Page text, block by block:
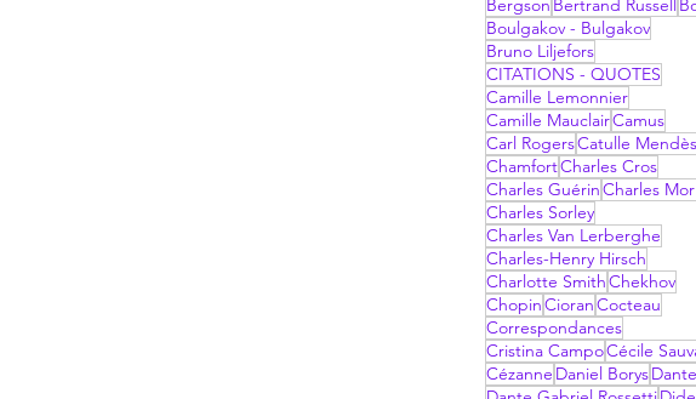
Bergson Bertrand Russell
Boulgakov - Bulgakov
Bruno Liljefors
CITATIONS - QUOTES
Camille Lemonnier
Camille MauclairCamus
Carl RogersCatulle Mendès
ChamfortCharles Cros
Charles GuérinCharles
Charles Sorley
Charles Van Lerberghe
Charles-Henry Hirsch
Charlotte SmithChekhov
ChopinCioranCocteau
Correspondances
Cristina CampoCécile
Cézanne Daniel BorysDante